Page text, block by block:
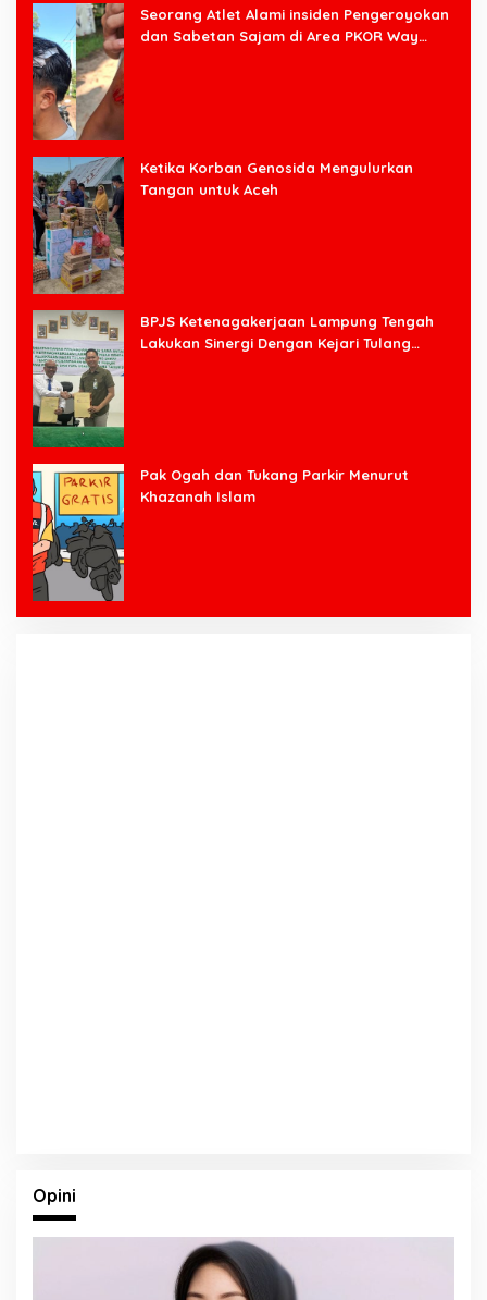
Seorang Atlet Alami insiden Pengeroyokan
dan Sabetan Sajam di Area PKOR Way
Ketika Korban Genosida Mengulurkan
Tangan untuk Aceh
BPJS Ketenagakerjaan Lampung Tengah
Lakukan Sinergi Dengan Kejari Tulang
Pak Ogah dan Tukang Parkir Menurut
Khazanah Islam
Opini